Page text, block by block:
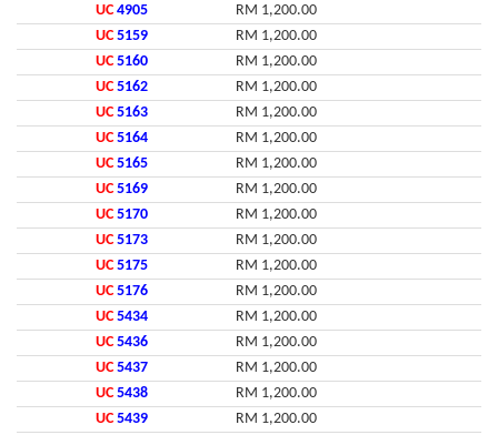
UC 4905
RM 1,200.00
UC 5159
RM 1,200.00
UC 5160
RM 1,200.00
UC 5162
RM 1,200.00
UC 5163
RM 1,200.00
UC 5164
RM 1,200.00
UC 5165
RM 1,200.00
UC 5169
RM 1,200.00
UC 5170
RM 1,200.00
UC 5173
RM 1,200.00
UC 5175
RM 1,200.00
UC 5176
RM 1,200.00
UC 5434
RM 1,200.00
UC 5436
RM 1,200.00
UC 5437
RM 1,200.00
UC 5438
RM 1,200.00
UC 5439
RM 1,200.00